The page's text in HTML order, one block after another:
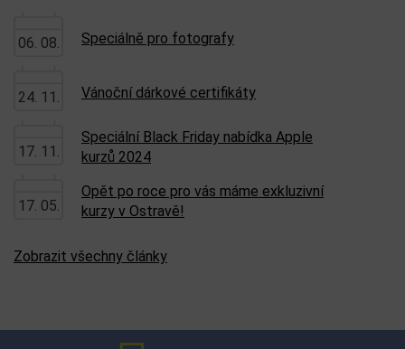
06. 08. Speciálně pro fotografy
24. 11. Vánoční dárkové certifikáty
17. 11.
Speciální Black Friday nabídka Apple
kurzů 2024
17. 05.
Opět po roce pro vás máme exkluzivní
kurzy v Ostravě!
Zobrazit všechny články